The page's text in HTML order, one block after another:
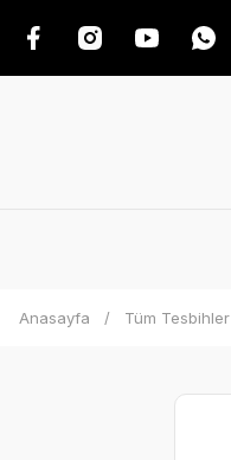
Anasayfa Tüm Tesbihler